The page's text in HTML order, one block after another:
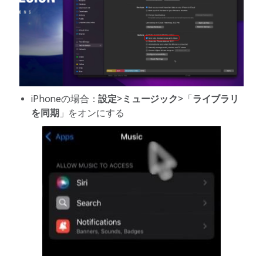
iPhoneの場合：設定>ミュージック>「ライブラリ
を同期 」をオンにする